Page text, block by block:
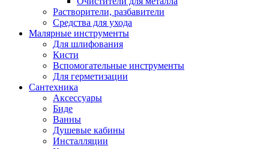
Растворители, разбавители
Средства для ухода
Малярные инструменты
Для шлифования
Кисти
Вспомогательные инструменты
Для герметизации
Сантехника
Аксессуары
Биде
Ванны
Душевые кабины
Инсталляции